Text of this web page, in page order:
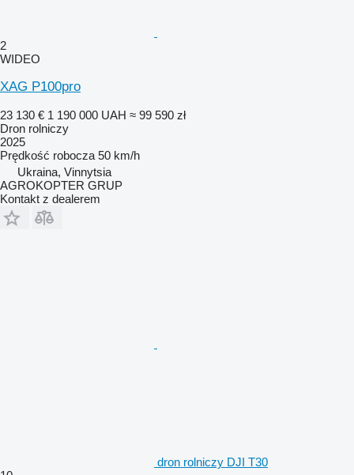
2
WIDEO
XAG P100pro
23 130 € 1 190 000 UAH ≈ 99 590 zł
Dron rolniczy
2025
Prędkość robocza 50 km/h
Ukraina, Vinnytsia
AGROKOPTER GRUP
Kontakt z dealerem
dron rolniczy DJI T30